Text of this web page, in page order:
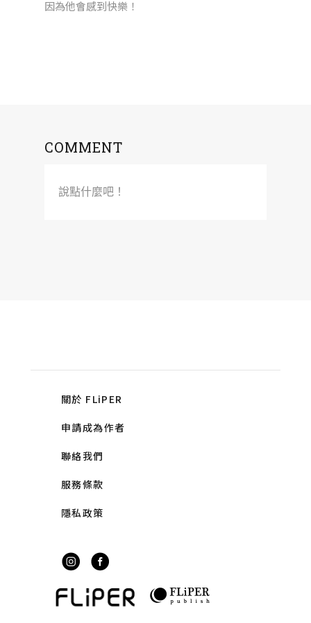
因為他會感到快樂！
COMMENT
說點什麼吧！
關於 FLiPER
申請成為作者
聯絡我們
服務條款
隱私政策